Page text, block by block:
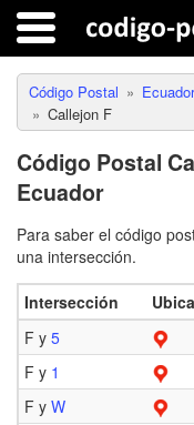
Código Postal Ecuador
Callejon F
Código Postal
Ecuador
Para saber el código
una intersección.
Intersección
F y 5
F y 1
F y W